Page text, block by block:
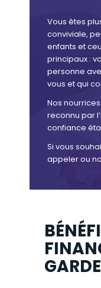
Vous êtes
conviviale,
enfants et
principaux :
personne
vous et qui
Nos
reconnu par
confiance
Si vous
appeler ou